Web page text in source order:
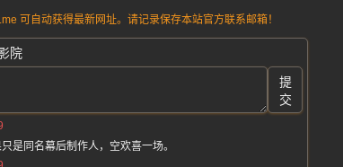
可自动获得最新网址。请记录保存本站官方联系邮箱！
院
提
交
是同名幕后制作人，空欢喜一场。